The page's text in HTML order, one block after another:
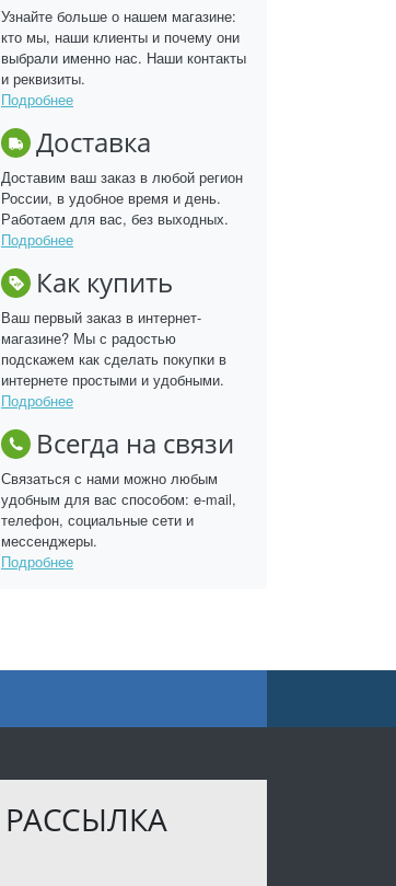
Узнайте больше о нашем магазине:
кто мы, наши клиенты и почему они
выбрали именно нас. Наши контакты
и реквизиты.
Подробнее
Доставка
Доставим ваш заказ в любой регион
России, в удобное время и день.
Работаем для вас, без выходных.
Подробнее
Как купить
Ваш первый заказ в интернет-
магазине? Мы с радостью
подскажем как сделать покупки в
интернете простыми и удобными.
Подробнее
Всегда на связи
Связаться с нами можно любым
удобным для вас способом: e-mail,
телефон, социальные сети и
мессенджеры.
Подробнее
РАССЫЛКА